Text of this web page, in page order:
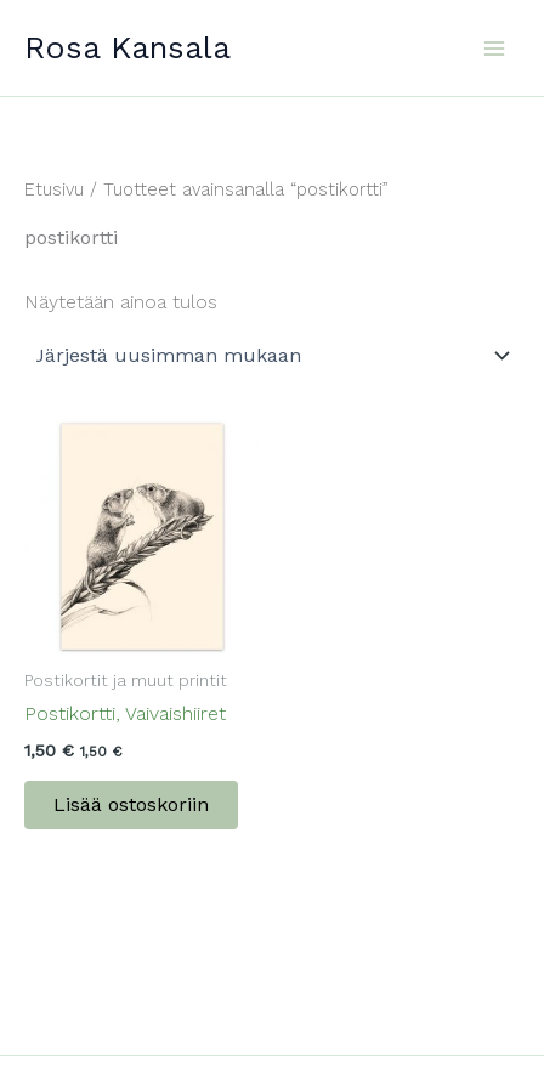
sisältöön
Rosa Kansala
Etusivu / Tuotteet avainsanalla “postikortti”
postikortti
Näytetään ainoa tulos
Postikortit ja muut printit
Postikortti, Vaivaishiiret
1,50 € 1,50 €
Lisää ostoskoriin